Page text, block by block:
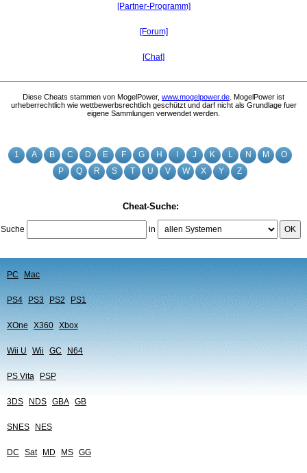
1 A B C D E F G H J K L N M
O
P
Q R S T U V W X Y Z
Cheat-Suche:
Suche in OK
PC Mac
PS4 PS3 PS2 PS1
XOne X360 Xbox
Wii U Wii GC N64
PS Vita PSP
3DS NDS GBA GB
SNES NES
DC Sat MD MS GG
[Partner-Programm]
[Forum]
[Chat]
Diese Cheats stammen von MogelPower, www.mogelpower.de . MogelPower ist
urheberrechtlich wie wettbewerbsrechtlich geschützt und darf nicht als Grundlage fuer
eigene Sammlungen verwendet werden.